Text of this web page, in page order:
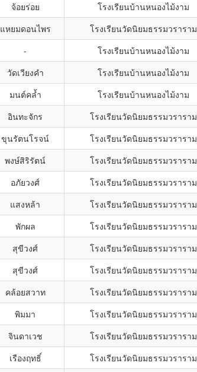
จ้อยร่อย โรงเรียนบ้านหนองไม้งาม
แหยมดอนไพร โรงเรียนวัดนิยมธรรมวราราม
- โรงเรียนบ้านหนองไม้งาม
วัดเวียงคำ โรงเรียนบ้านหนองไม้งาม
มนต์คล้ำ โรงเรียนบ้านหนองไม้งาม
อินทะจักร โรงเรียนวัดนิยมธรรมวราราม
ขุนรัตนโรจน์ โรงเรียนวัดนิยมธรรมวราราม
พงษ์สิริรัตน์ โรงเรียนวัดนิยมธรรมวราราม
อภัยวงศ์ โรงเรียนวัดนิยมธรรมวราราม
แสงหล้า โรงเรียนวัดนิยมธรรมวราราม
พักผล โรงเรียนวัดนิยมธรรมวราราม
สุขีวงศ์ โรงเรียนวัดนิยมธรรมวราราม
สุขีวงศ์ โรงเรียนวัดนิยมธรรมวราราม
คล้อยสวาท โรงเรียนวัดนิยมธรรมวราราม
พิมมา โรงเรียนวัดนิยมธรรมวราราม
จินดาเวช โรงเรียนวัดนิยมธรรมวราราม
เรืองฤทธิ์ โรงเรียนวัดนิยมธรรมวราราม